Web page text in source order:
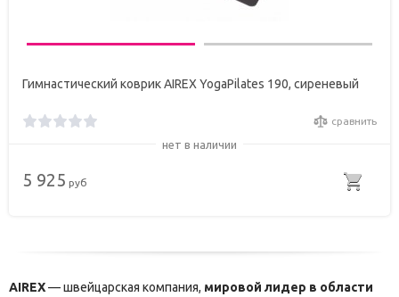
Гимнастический коврик AIREX YogaPilates 190, сиреневый
сравнить
нет в наличии
5 925 руб
AIREX— швейцарская компания, мировой лидер в области